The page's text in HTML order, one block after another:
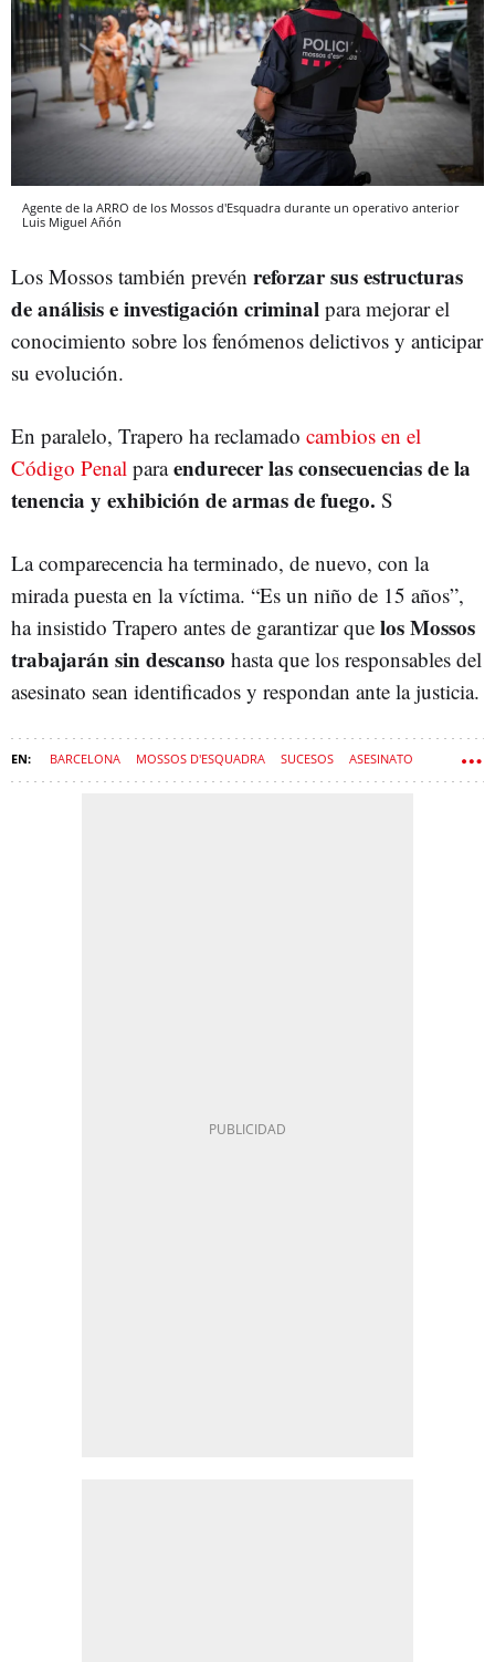
Agente de la ARRO de los Mossos d'Esquadra durante un operativo anterior
Luis Miguel Añón
Los Mossos también prevén reforzar sus estructuras
de análisis e investigación criminal para mejorar el
conocimiento sobre los fenómenos delictivos y anticipar
su evolución.
En paralelo, Trapero ha reclamado cambios en el
Código Penal paraendurecer las consecuencias de la
tenencia y exhibición de armas de fuego. S
La comparecencia ha terminado, de nuevo, con la
mirada puesta en la víctima. “Es un niño de 15 años”,
ha insistido Trapero antes de garantizar que los Mossos
trabajarán sin descanso hasta que los responsables del
asesinato sean identificados y respondan ante la justicia.
BARCELONA MOSSOS D'ESQUADRA SUCESOS ASESINATO